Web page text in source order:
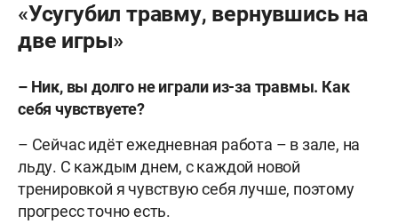
«Усугубил травму, вернувшись на
две игры»
– Ник, вы долго не играли из-за травмы. Как
себя чувствуете?
– Сейчас идёт ежедневная работа – в зале, на
льду. С каждым днем, с каждой новой
тренировкой я чувствую себя лучше, поэтому
прогресс точно есть.